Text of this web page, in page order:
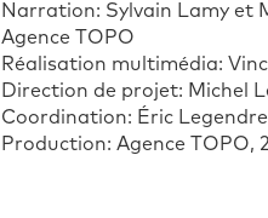
Narration: Sylvain Lamy et
Agence TOPO
Réalisation multimédia:
Direction de projet: Michel
Coordination: Éric Legendre
Production: Agence TOPO,